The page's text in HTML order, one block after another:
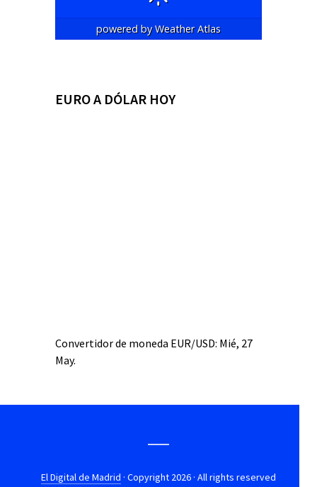
powered byWeather Atlas
EURO A DÓLAR HOY
Convertidor de moneda EUR/USD: Mié, 27
May.
El Digital de Madrid · Copyright 2026 · All rights reserved